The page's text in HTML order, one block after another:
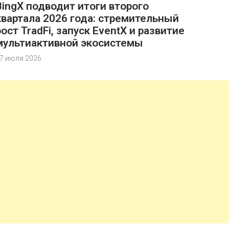
подводит итоги второго
2026 года: стремительный
TradFi, запуск EventX и развитие
экосистемы
июля 2026